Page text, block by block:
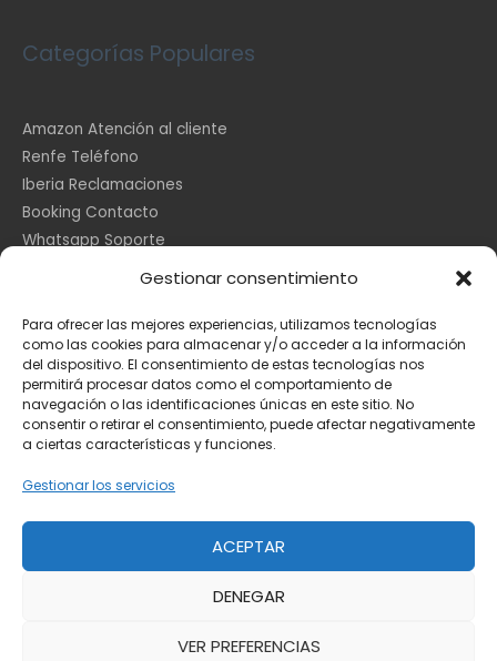
Gestionar consentimiento
Para ofrecer las mejores experiencias, utilizamos tecnologías
como las cookies para almacenar y/o acceder a la información
del dispositivo. El consentimiento de estas tecnologías nos
permitirá procesar datos como el comportamiento de
navegación o las identificaciones únicas en este sitio. No
consentir o retirar el consentimiento, puede afectar negativamente
a ciertas características y funciones.
Gestionar los servicios
ACEPTAR
DENEGAR
VER PREFERENCIAS
Categorías Populares
Amazon Atención al cliente
Renfe Teléfono
Iberia Reclamaciones
Booking Contacto
Whatsapp Soporte
Información Legal
Aviso Legal
Toda la información